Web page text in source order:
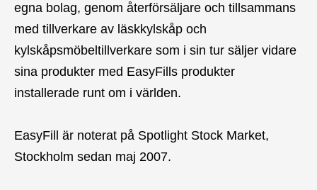
egna bolag, genom återförsäljare och tillsammans
med tillverkare av läskkylskåp och
kylskåpsmöbeltillverkare som i sin tur säljer vidare
sina produkter med EasyFills produkter
installerade runt om i världen.
EasyFill är noterat på Spotlight Stock Market,
Stockholm sedan maj 2007.